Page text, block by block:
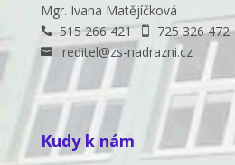
Mgr. Ivana Matějíčková
515 266 421 725 326 472
 reditel@zs-nadrazni.cz
Kudy k nám